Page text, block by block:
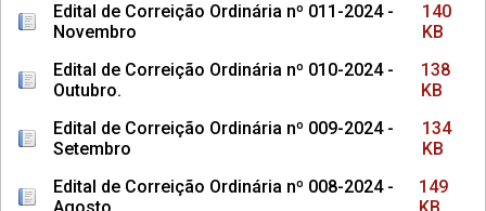
Edital de Correição Ordinária nº 011-2024 -
Novembro
140
KB
Edital de Correição Ordinária nº 010-2024 -
Outubro.
138
KB
Edital de Correição Ordinária nº 009-2024 -
Setembro
134
KB
Edital de Correição Ordinária nº 008-2024 -
149